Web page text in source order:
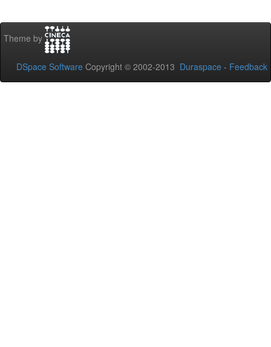
Theme by
DSpace Software Copyright © 2002-2013 Duraspace - Feedback